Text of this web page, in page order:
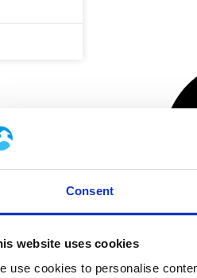
Consent
website uses cookies
use cookies to personalise